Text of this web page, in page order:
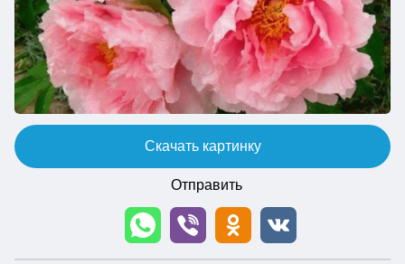
Скачать картинку
Отправить